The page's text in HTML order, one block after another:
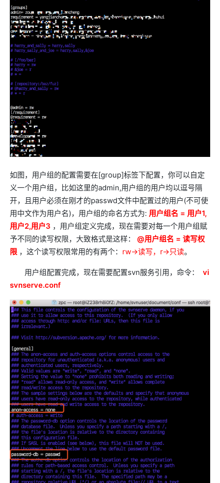
如图，用户组的配置需要在[group]标签下配置，你可以自定
义一个用户组，比如这里的admin,用户组的用户均以逗号隔
开，且用户必须在刚才的passwd文件中配置过的用户(不可使
用中文作为用户名)，用户组的命名方式为: 用户组名 = 用户1,
用户2,用户3 ，用户组定义完成，现在需要对每一个用户组赋
予不同的读写权限，大致格式是这样： @用户组名 = 读写权
限 ，这个读写权限常用的有两个： rw->读写，r->只读。
用户组配置完成，现在需要配置svn服务引用，命令：
vi
svnserve.conf